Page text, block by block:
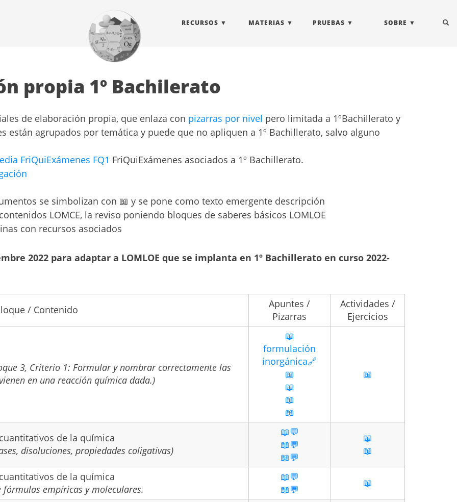
RECURSOS MATERIAS PRUEBAS SOBRE
propia 1º Bachilerato
de elaboración propia, que enlaza con pizarras por nivel pero limitada a 1ºBachillerato y
están agrupados por temática y puede que no apliquen a 1º Bachillerato, salvo alguno
FriQuiExámenes FQ1 FriQuiExámenes asociados a 1º Bachillerato.
se simbolizan con 📖 y se pone como texto emergente descripción
LOMCE, la reviso poniendo bloques de saberes básicos LOMLOE
con recursos asociados
2022 para adaptar a LOMLOE que se implanta en 1º Bachillerato en curso 2022-
/ Contenido
Apuntes /
Pizarras
Actividades /
Ejercicios
3, Criterio 1: Formular y nombrar correctamente las
en una reacción química dada.)
📖
formulación
inorgánica🔗
📖
📖
📖
📖
📖
de la química
disoluciones, propiedades coligativas)
📖💬
📖💬
📖💬
📖
📖
de la química
empíricas y moleculares.
📖💬
📖💬
📖